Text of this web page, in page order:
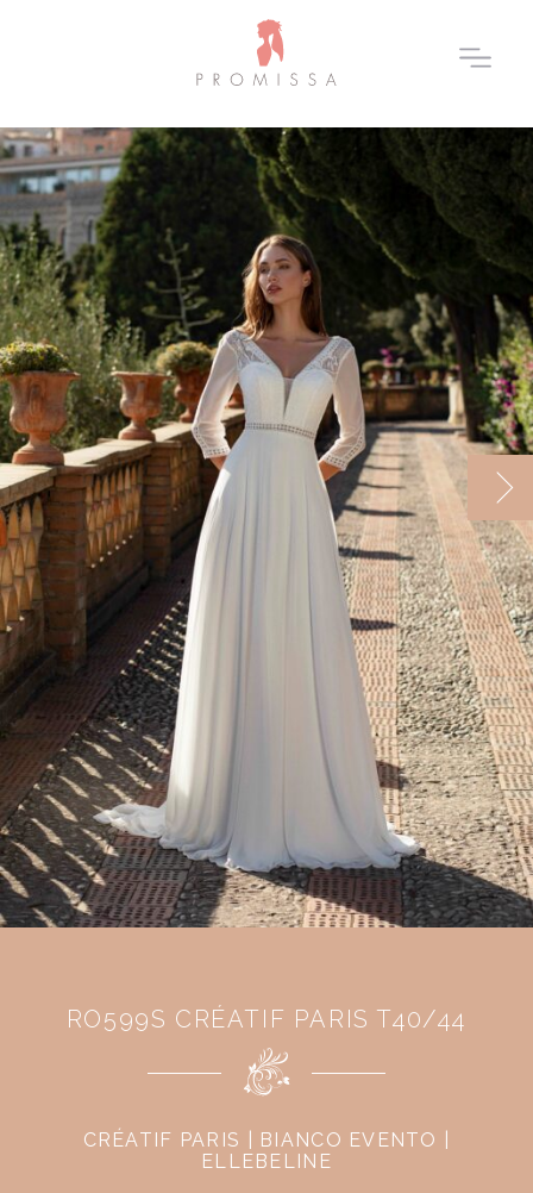
RO599S CRÉATIF PARIS T40/44
CRÉATIF PARIS | BIANCO EVENTO |
ELLEBELINE